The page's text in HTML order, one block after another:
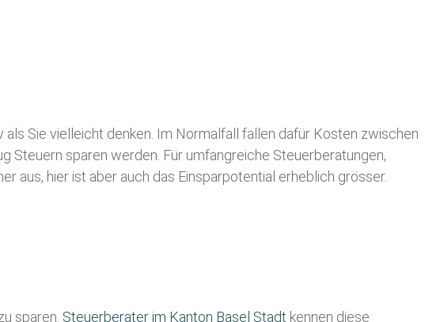
Sie vielleicht denken. Im Normalfall fallen dafür Kosten zwischen
Steuern sparen werden. Für umfangreiche Steuerberatungen,
aus, hier ist aber auch das Einsparpotential erheblich grösser.
sparen. Steuerberater im K anton Basel Stadt kennen diese